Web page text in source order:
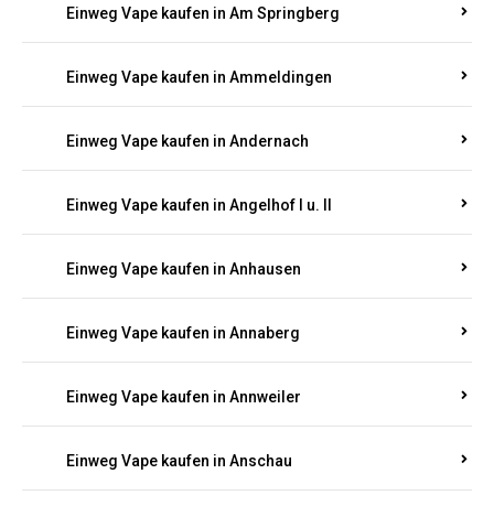
Einweg Vape kaufen in Am Springberg
Einweg Vape kaufen in Ammeldingen
Einweg Vape kaufen in Andernach
Einweg Vape kaufen in Angelhof I u. II
Einweg Vape kaufen in Anhausen
Einweg Vape kaufen in Annaberg
Einweg Vape kaufen in Annweiler
Einweg Vape kaufen in Anschau